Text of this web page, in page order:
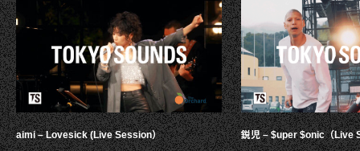
aimi – Lovesick (Live Session） 鋭児 – $uper $onic（Live